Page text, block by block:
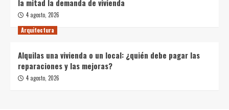
la mitad la demanda de vivienda
4 agosto, 2026
Arquitectura
Alquilas una vivienda o un local: ¿quién debe pagar las
reparaciones y las mejoras?
4 agosto, 2026